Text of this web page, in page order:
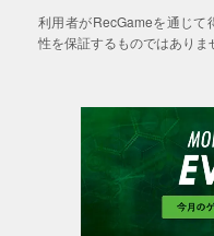
利用者がRecGameを通じ
性を保証するものではありま